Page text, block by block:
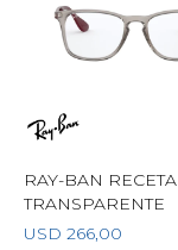
RAY-BAN RECETA
TRANSPARENTE
USD 266,00